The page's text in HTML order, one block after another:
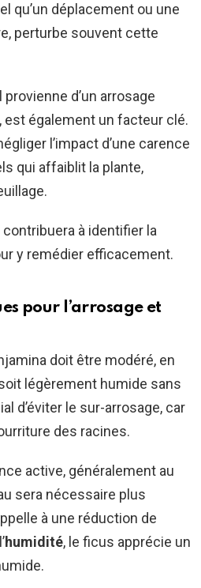
qu’un déplacement ou une
perturbe souvent cette
d’un arrosage
également un facteur clé.
l’impact d’une carence
qui affaiblit la plante,
à identifier la
y remédier efficacement.
pour l’arrosage et
doit être modéré, en
légèrement humide sans
d’éviter le sur-arrosage, car
des racines.
active, généralement au
sera nécessaire plus
à une réduction de
humidité, le ficus apprécie un